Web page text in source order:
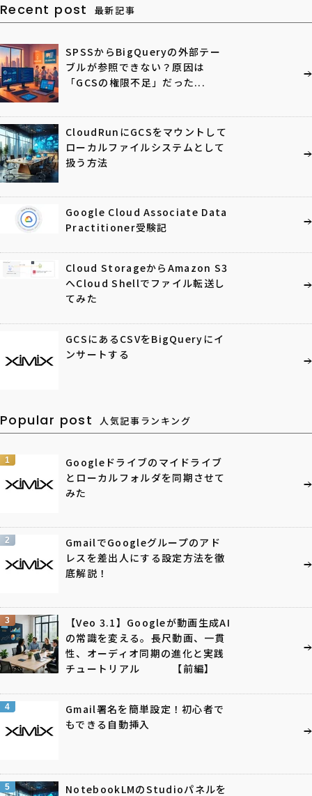
Recent post 最新記事
SPSSからBigQueryの外部テー
ブルが参照できない？原因は
「GCSの権限不足」だった...
CloudRunにGCSをマウントして
ローカルファイルシステムとして
扱う方法
Google Cloud Associate Data
Practitioner受験記
Cloud StorageからAmazon S3
へCloud Shellでファイル転送し
てみた
GCSにあるCSVをBigQueryにイ
ンサートする
Popular post 人気記事ランキング
1
Googleドライブのマイドライブ
とローカルフォルダを同期させて
みた
2
GmailでGoogleグループのアド
レスを差出人にする設定方法を徹
底解説！
3
【Veo 3.1】Googleが動画生成AI
の常識を変える。長尺動画、一貫
性、オーディオ同期の進化と実践
チュートリアル 【前編】
4
Gmail署名を簡単設定！初心者で
もできる自動挿入
5 NotebookLMのStudioパネルを